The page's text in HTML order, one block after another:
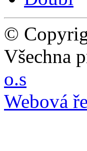
©
Všechna
o.s
Webová